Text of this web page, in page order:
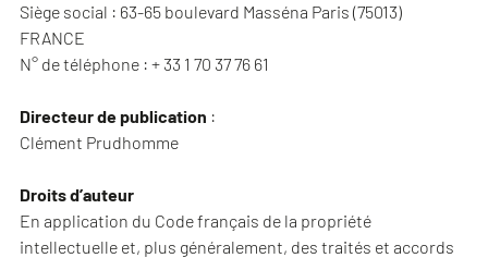
Siège social : 63-65 boulevard Masséna Paris (75013)
FRANCE
N° de téléphone : + 33 1 70 37 76 61
Directeur de publication :
Clément Prudhomme
Droits d’auteur
En application du Code français de la propriété
intellectuelle et, plus généralement, des traités et accords